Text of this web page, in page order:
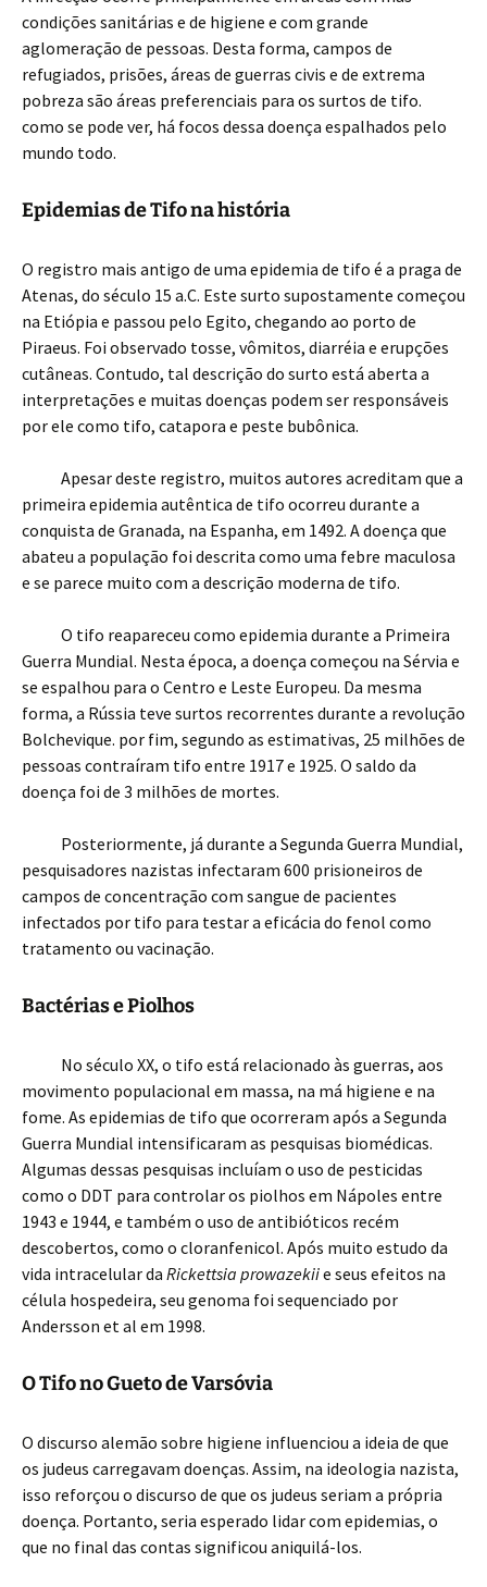
condições sanitárias e de higiene e com grande
aglomeração de pessoas. Desta forma, campos de
refugiados, prisões, áreas de guerras civis e de extrema
pobreza são áreas preferenciais para os surtos de tifo.
como se pode ver, há focos dessa doença espalhados pelo
mundo todo.
Epidemias de Tifo na história
O registro mais antigo de uma epidemia de tifo é a praga de
Atenas, do século 15 a.C. Este surto supostamente começou
na Etiópia e passou pelo Egito, chegando ao porto de
Piraeus. Foi observado tosse, vômitos, diarréia e erupções
cutâneas. Contudo, tal descrição do surto está aberta a
interpretações e muitas doenças podem ser responsáveis
por ele como tifo, catapora e peste bubônica.
Apesar deste registro, muitos autores acreditam que a
primeira epidemia autêntica de tifo ocorreu durante a
conquista de Granada, na Espanha, em 1492. A doença que
abateu a população foi descrita como uma febre maculosa
e se parece muito com a descrição moderna de tifo.
O tifo reapareceu como epidemia durante a Primeira
Guerra Mundial. Nesta época, a doença começou na Sérvia e
se espalhou para o Centro e Leste Europeu. Da mesma
forma, a Rússia teve surtos recorrentes durante a revolução
Bolchevique. por fim, segundo as estimativas, 25 milhões de
pessoas contraíram tifo entre 1917 e 1925. O saldo da
doença foi de 3 milhões de mortes.
Posteriormente, já durante a Segunda Guerra Mundial,
pesquisadores nazistas infectaram 600 prisioneiros de
campos de concentração com sangue de pacientes
infectados por tifo para testar a eficácia do fenol como
tratamento ou vacinação.
Bactérias e Piolhos
No século XX, o tifo está relacionado às guerras, aos
movimento populacional em massa, na má higiene e na
fome. As epidemias de tifo que ocorreram após a Segunda
Guerra Mundial intensificaram as pesquisas biomédicas.
Algumas dessas pesquisas incluíam o uso de pesticidas
como o DDT para controlar os piolhos em Nápoles entre
1943 e 1944, e também o uso de antibióticos recém
descobertos, como o cloranfenicol. Após muito estudo da
vida intracelular da Rickettsia prowazekiie seus efeitos na
célula hospedeira, seu genoma foi sequenciado por
Andersson et al em 1998.
O Tifo no Gueto de Varsóvia
O discurso alemão sobre higiene influenciou a ideia de que
os judeus carregavam doenças. Assim, na ideologia nazista,
isso reforçou o discurso de que os judeus seriam a própria
doença. Portanto, seria esperado lidar com epidemias, o
que no final das contas significou aniquilá-los.